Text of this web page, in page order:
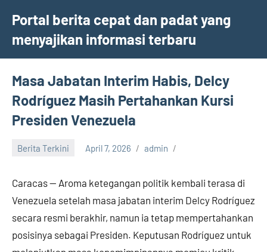
content
Portal berita cepat dan padat yang
menyajikan informasi terbaru
Masa Jabatan Interim Habis, Delcy
Rodríguez Masih Pertahankan Kursi
Presiden Venezuela
Berita Terkini April 7, 2026 admin
Caracas — Aroma ketegangan politik kembali terasa di
Venezuela setelah masa jabatan interim Delcy Rodríguez
secara resmi berakhir, namun ia tetap mempertahankan
posisinya sebagai Presiden. Keputusan Rodríguez untuk